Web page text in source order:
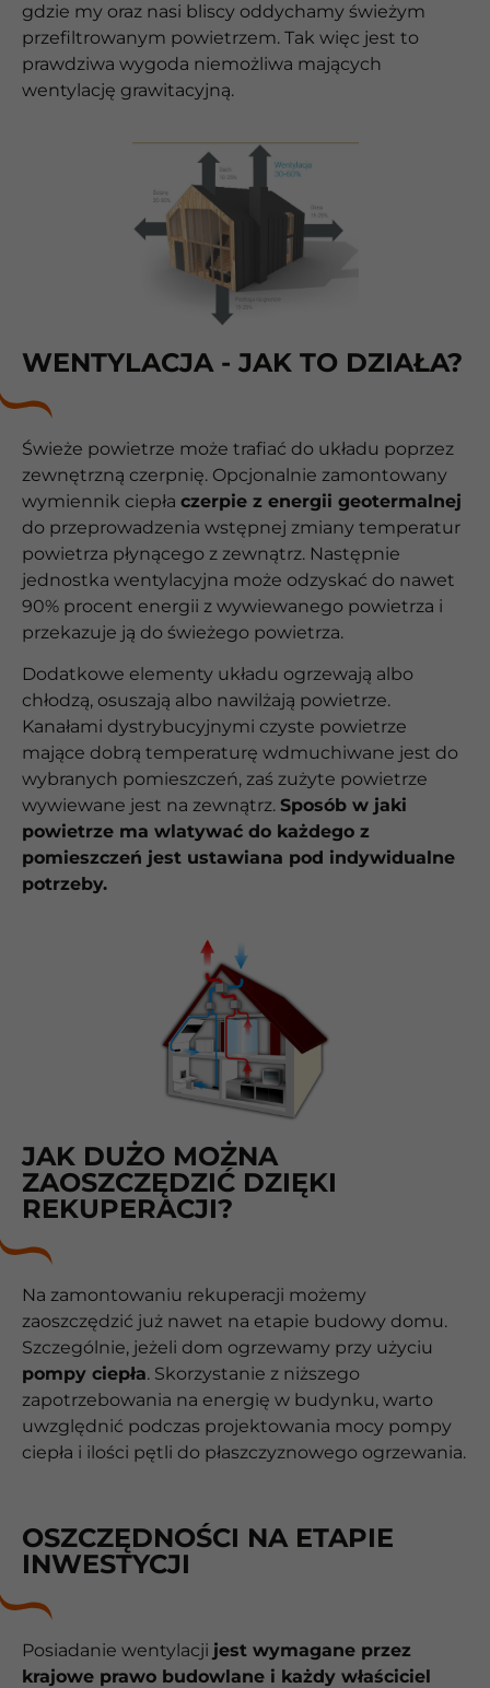
gdzie my oraz nasi bliscy oddychamy świeżym
przefiltrowanym powietrzem. Tak więc jest to
prawdziwa wygoda niemożliwa mających
wentylację grawitacyjną.
WENTYLACJA - JAK TO DZIAŁA?
Świeże powietrze może trafiać do układu poprzez
zewnętrzną czerpnię. Opcjonalnie zamontowany
wymiennik ciepła czerpie z energii geotermalnej
do przeprowadzenia wstępnej zmiany temperatur
powietrza płynącego z zewnątrz. Następnie
jednostka wentylacyjna może odzyskać do nawet
90% procent energii z wywiewanego powietrza i
przekazuje ją do świeżego powietrza.
Dodatkowe elementy układu ogrzewają albo
chłodzą, osuszają albo nawilżają powietrze.
Kanałami dystrybucyjnymi czyste powietrze
mające dobrą temperaturę wdmuchiwane jest do
wybranych pomieszczeń, zaś zużyte powietrze
wywiewane jest na zewnątrz. Sposób w jaki
powietrze ma wlatywać do każdego z
pomieszczeń jest ustawiana pod indywidualne
potrzeby.
JAK DUŻO MOŻNA
ZAOSZCZĘDZIĆ DZIĘKI
REKUPERACJI?
Na zamontowaniu rekuperacji możemy
zaoszczędzić już nawet na etapie budowy domu.
Szczególnie, jeżeli dom ogrzewamy przy użyciu
pompy ciepła. Skorzystanie z niższego
zapotrzebowania na energię w budynku, warto
uwzględnić podczas projektowania mocy pompy
ciepła i ilości pętli do płaszczyznowego ogrzewania.
OSZCZĘDNOŚCI NA ETAPIE
INWESTYCJI
Posiadanie wentylacji jest wymagane przez
krajowe prawo budowlane i każdy właściciel